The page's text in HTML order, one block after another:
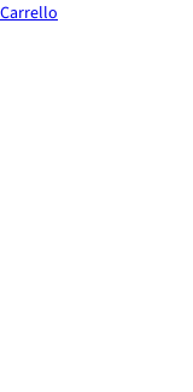
Carrello